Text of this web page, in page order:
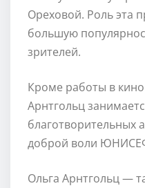
Ореховой. Роль эта
большую
зрителей.
Кроме работы в кино
Арнтгольц
благотворительных
доброй воли
Ольга Арнтгольц —